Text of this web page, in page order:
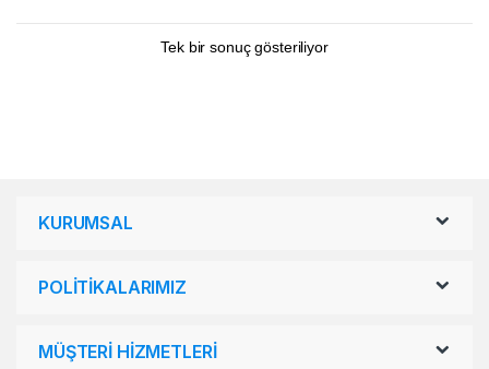
Tek bir sonuç gösteriliyor
KURUMSAL
POLİTİKALARIMIZ
MÜŞTERİ HİZMETLERİ